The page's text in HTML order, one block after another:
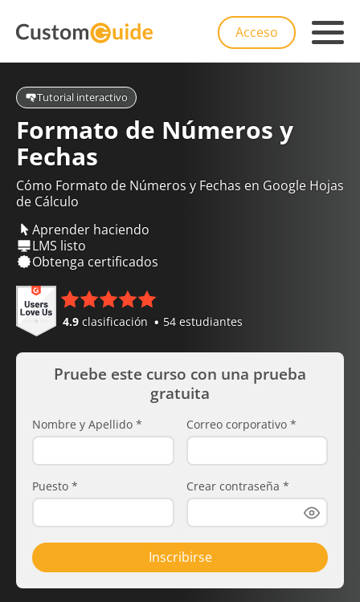
Acceso
Tutorial interactivo
Formato de Números y
Fechas
Cómo Formato de Números y Fechas en Google Hojas
de Cálculo
Aprender haciendo
LMS listo
Obtenga certificados
4.9 clasificación 54 estudiantes
Pruebe este curso con una prueba
gratuita
Nombre y Apellido * Correo corporativo *
Puesto * Crear contraseña *
Inscribirse